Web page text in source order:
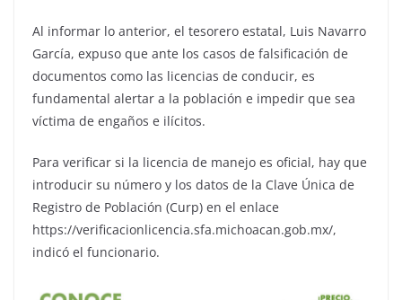
Al informar lo anterior, el tesorero estatal, Luis Navarro
García, expuso que ante los casos de falsificación de
documentos como las licencias de conducir, es
fundamental alertar a la población e impedir que sea
víctima de engaños e ilícitos.
Para verificar si la licencia de manejo es oficial, hay que
introducir su número y los datos de la Clave Única de
Registro de Población (Curp) en el enlace
https://verificacionlicencia.sfa.michoacan.gob.mx/,
indicó el funcionario.